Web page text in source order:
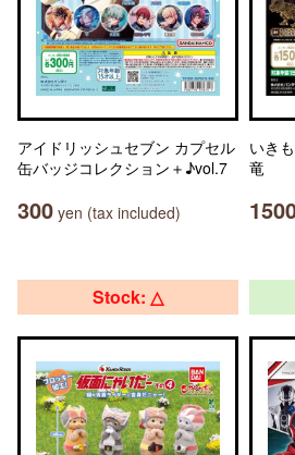
アイドリッシュセブン カプセル
缶バッジコレクション＋♪vol.7
300 yen (tax included)
いき
竜
Stock: △